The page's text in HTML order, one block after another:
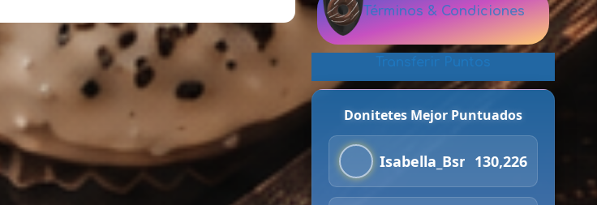
Términos & Condiciones
Transferir Puntos
Donitetes Mejor Puntuados
Isabella_Bsmr130,226